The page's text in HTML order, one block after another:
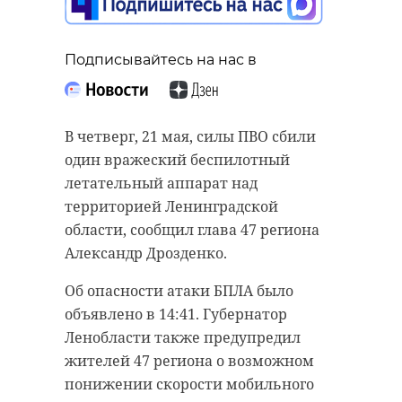
Подписывайтесь на нас в
В четверг, 21 мая, силы ПВО сбили
один вражеский беспилотный
летательный аппарат над
территорией Ленинградской
области, сообщил глава 47 региона
Александр Дрозденко.
Об опасности атаки БПЛА было
объявлено в 14:41. Губернатор
Ленобласти также предупредил
жителей 47 региона о возможном
понижении скорости мобильного
спасенного в
лисенка
21 мая, 18:08
Подписывайтесь на нас в
центра "Велес" выхаживают
крошечных лисят, которые нашли
недалеко от железной дороги в
Волховском районе. Малыши по-
прежнему слабы.
Подписывайтесь на нас в
Спасатели Северо-Западного
федерального округа стали
победителями Спартакиады МЧС
России по мини-футболу, которая
область).
Соревнования собрали
спортсменов из территориальных
органов МЧС России Сибирского,